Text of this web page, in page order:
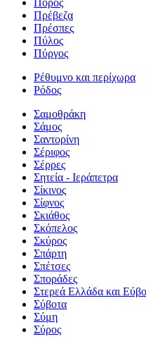
Πρέβεζα
Πρέσπες
Πύλος
Πύργος
Ρέθυμνο και περίχωρα
Ρόδος
Σαμοθράκη
Σάμος
Σαντορίνη
Σέριφος
Σέρρες
Σητεία - Ιεράπετρα
Σίκινος
Σίφνος
Σκιάθος
Σκόπελος
Σκύρος
Σπάρτη
Σπέτσες
Σποράδες
Στερεά Ελλάδα και
Σύβοτα
Σύμη
Σύρος